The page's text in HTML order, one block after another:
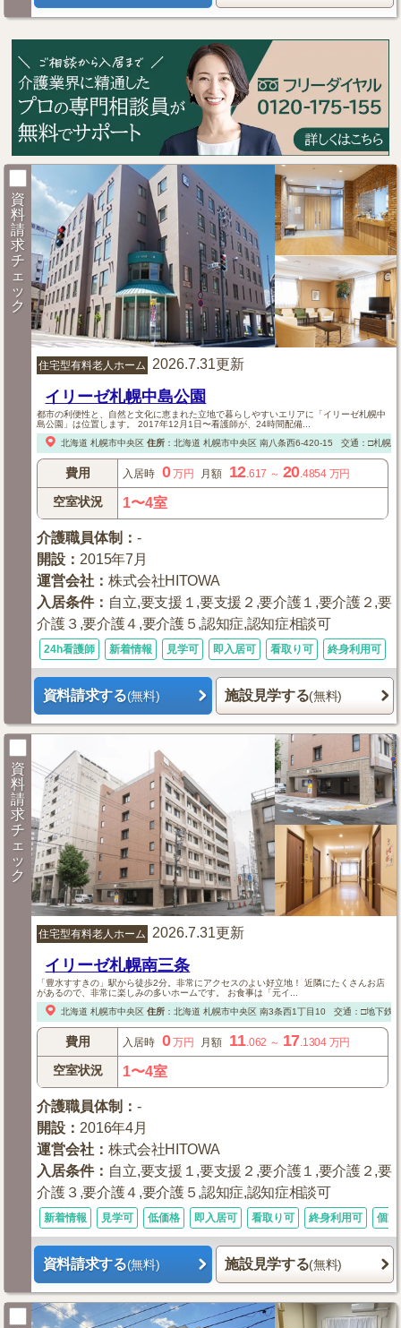
資
料
請
求
チ
ェ
ッ
ク
住宅型有料老人ホーム 2026.7.31更新
イリーゼ札幌中島公園
都市の利便性と、自然と文化に恵まれた立地で暮らしやすいエリアに「イリーゼ札幌中
島公園」は位置します。 2017年12月1日〜看護師が、24時間配備...
北海道 札幌市中央区 住所： 北海道 札幌市中央区南八条西6-420-15 交通：□札幌
費用 入居時 0万円 月額 12 .617 ～ 20 .4854 万円
空室状況 1〜4室
介護職員体制 ：-
開設 ： 2015年7月
運営会社 ：株式会社HITOWA
入居条件： 自立,要支援１,要支援２,要介護１,要介護２,要
介護３,要介護４,要介護５,認知症,認知症相談可
24h看護師 新着情報 見学可 即入居可 看取り可 終身利用可
資料請求する(無料) 施設見学する(無料)
資
料
請
求
チ
ェ
ッ
ク
住宅型有料老人ホーム 2026.7.31更新
イリーゼ札幌南三条
「豊水すすきの」駅から徒歩2分。非常にアクセスのよい好立地！ 近隣にたくさんお店
があるので、非常に楽しみの多いホームです。 お食事は「元イ...
北海道 札幌市中央区 住所： 北海道 札幌市中央区南3条西1丁目10 交通：□地下鉄
費用 入居時 0万円 月額 11.062 ～ 17.1304 万円
空室状況 1〜4室
介護職員体制 ：-
開設 ： 2016年4月
運営会社 ：株式会社HITOWA
入居条件： 自立,要支援１,要支援２,要介護１,要介護２,要
介護３,要介護４,要介護５,認知症,認知症相談可
新着情報 見学可 低価格 即入居可 看取り可 終身利用可 個室
資料請求する(無料) 施設見学する(無料)